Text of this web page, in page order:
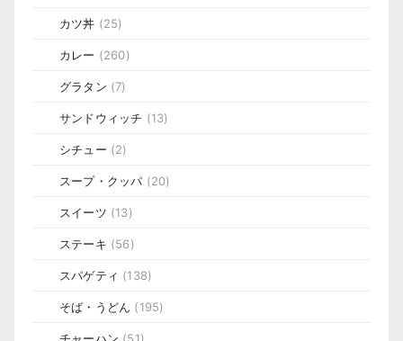
カツ丼 (25)
カレー (260)
グラタン (7)
サンドウィッチ (13)
シチュー (2)
スープ・クッパ (20)
スイーツ (13)
ステーキ (56)
スパゲティ (138)
そば・うどん (195)
チャーハン (51)